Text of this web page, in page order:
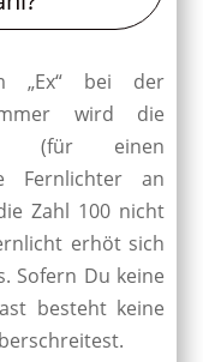
„Ex“ bei der
wird die
(für einen
Fernlichter an
Zahl 100 nicht
erhöt sich
Sofern Du keine
besteht keine